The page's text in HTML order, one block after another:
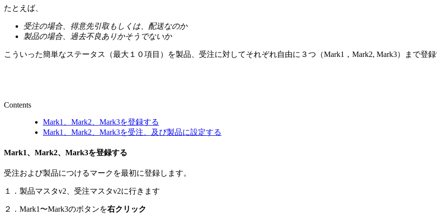
たとえば、
受注の場合、得意先引取もしくは、配送なのか
製品の場合、過去不良ありかそうでないか
こういった簡単なステータス（最大１０項目）を製品、受注に対してそれぞれ自由に３つ（Mark1，Mark2, Mark3）まで登録
Contents
Mark1、Mark2、Mark3を登録する
Mark1、Mark2、Mark3を受注、及び製品に設定する
Mark1、Mark2、Mark3を登録する
受注および製品につけるマークを最初に登録します。
１．製品マスタv2、受注マスタv2に行きます
２．Mark1〜Mark3のボタンを右クリック